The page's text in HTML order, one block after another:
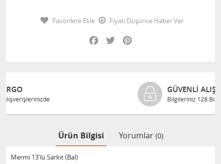
Favorilere Ekle
Fiyatı Düşünce Haber Ver
Facebook
Twitter
GÜVENLI ALIŞVERIŞ
Bilgileriniz 128 Bit SSL ile güvende
Ürün Bilgisi Yorumlar (0)
Mermi 13'lü Sarkıt (Bal)